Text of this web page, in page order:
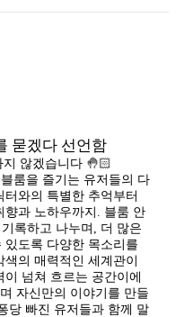
묻겠다 선언함
않겠습니다 🤚🏻
룸을 즐기는 유저들의 다
와의 특별한 추억부터
향과 노하우까지. 블룸 안
록하고 나누며, 더 많은
있도록 다양한 목소리를
의 매력적인 세계관이
넘쳐 흐르는 공간이에
자신만의 이야기를 만들
당 빠진 유저들과 함께 말